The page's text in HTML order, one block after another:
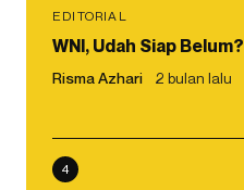
EDITORIAL
WNI, Udah Siap Belum?
Risma Azhari 2 bulan lalu
4